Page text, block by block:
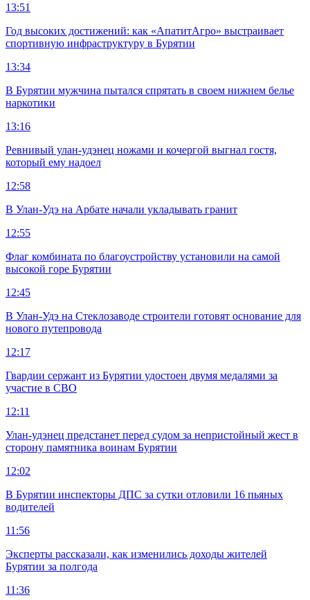
13:51
Год высоких достижений: как «АпатитАгро» выстраивает
спортивную инфраструктуру в Бурятии
13:34
В Бурятии мужчина пытался спрятать в своем нижнем белье
наркотики
13:16
Ревнивый улан-удэнец ножами и кочергой выгнал гостя,
который ему надоел
12:58
В Улан-Удэ на Арбате начали укладывать гранит
12:55
Флаг комбината по благоустройству установили на самой
высокой горе Бурятии
12:45
В Улан-Удэ на Стеклозаводе строители готовят основание для
нового путепровода
12:17
Гвардии сержант из Бурятии удостоен двумя медалями за
участие в СВО
12:11
Улан-удэнец предстанет перед судом за непристойный жест в
сторону памятника воинам Бурятии
12:02
В Бурятии инспекторы ДПС за сутки отловили 16 пьяных
водителей
11:56
Эксперты рассказали, как изменились доходы жителей
Бурятии за полгода
11:36